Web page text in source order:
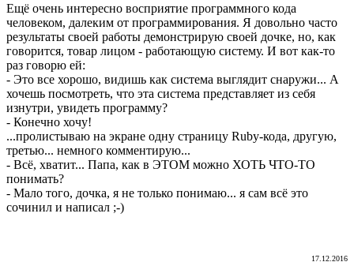
Ещё очень интересно восприятие программного кода
человеком, далеким от программирования. Я довольно часто
результаты своей работы демонстрирую своей дочке, но, как
говорится, товар лицом - работающую систему. И вот как-то
раз говорю ей:
- Это все хорошо, видишь как система выглядит снаружи... А
хочешь посмотреть, что эта система представляет из себя
изнутри, увидеть программу?
- Конечно хочу!
...пролистываю на экране одну страницу Ruby-кода, другую,
третью... немного комментирую...
- Всё, хватит... Папа, как в ЭТОМ можно ХОТЬ ЧТО-ТО
понимать?
- Мало того, дочка, я не только понимаю... я сам всё это
сочинил и написал ;-)
17.12.2016